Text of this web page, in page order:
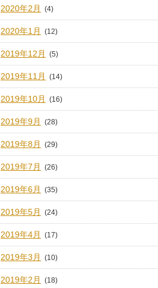
2020年2月 (4)
2020年1月 (12)
2019年12月 (5)
2019年11月 (14)
2019年10月 (16)
2019年9月 (28)
2019年8月 (29)
2019年7月 (26)
2019年6月 (35)
2019年5月 (24)
2019年4月 (17)
2019年3月 (10)
2019年2月 (18)